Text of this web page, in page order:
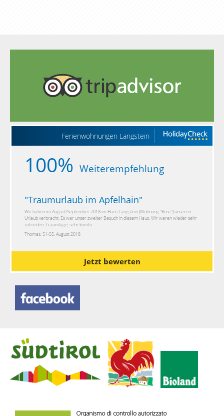
Ferienwohnungen Langstein
100% Weiterempfehlung
"Traumurlaub im Apfelhain"
Wir haben im August/September 2018 im Haus Langstein (Wohnung "Rose") unseren
Urlaub verbracht. Es war unser zweiter Besuch in diesem Haus. Wir waren wieder sehr
zufrieden. Traumlage, sehr komfo...
Thomas, 51-55, August 2018
Jetzt bewerten